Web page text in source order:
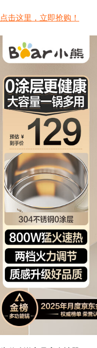
点击这里，立即抢购！